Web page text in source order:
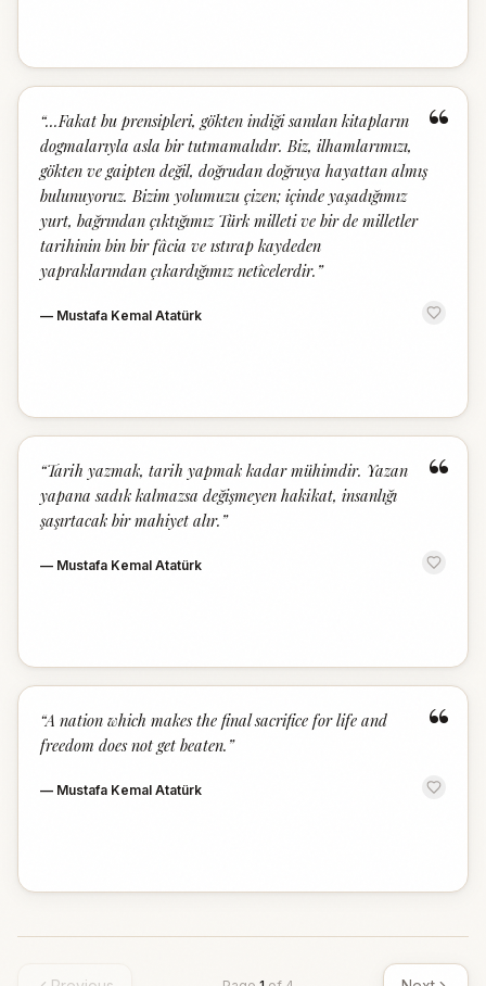
“
“...Fakat bu prensipleri, gökten indiği sanılan kitapların
dogmalarıyla asla bir tutmamalıdır. Biz, ilhamlarımızı,
gökten ve gaipten değil, doğrudan doğruya hayattan almış
bulunuyoruz. Bizim yolumuzu çizen; içinde yaşadığımız
yurt, bağrından çıktığımız Türk milleti ve bir de milletler
tarihinin bin bir fâcia ve ıstırap kaydeden
yapraklarından çıkardığımız netîcelerdir. ”
— Mustafa Kemal Atatürk
“
“Tarih yazmak, tarih yapmak kadar mühimdir. Yazan
yapana sadık kalmazsa değişmeyen hakikat, insanlığı
şaşırtacak bir mahiyet alır. ”
— Mustafa Kemal Atatürk
“
“A nation which makes the final sacrifice for life and
freedom does not get beaten. ”
— Mustafa Kemal Atatürk